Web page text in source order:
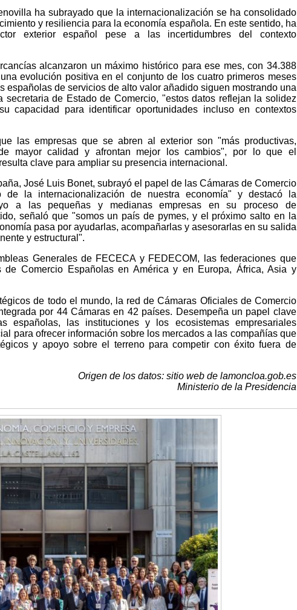
ha subrayado que la internacionalización se ha consolidado
y resiliencia para la economía española. En este sentido, ha
exterior español pese a las incertidumbres del contexto
alcanzaron un máximo histórico para ese mes, con 34.388
evolución positiva en el conjunto de los cuatro primeros meses
españolas de servicios de alto valor añadido siguen mostrando una
secretaria de Estado de Comercio, "estos datos reflejan la solidez
capacidad para identificar oportunidades incluso en contextos
las empresas que se abren al exterior son "más productivas,
mayor calidad y afrontan mejor los cambios", por lo que el
clave para ampliar su presencia internacional.
José Luis Bonet, subrayó el papel de las Cámaras de Comercio
la internacionalización de nuestra economía" y destacó la
a las pequeñas y medianas empresas en su proceso de
señaló que "somos un país de pymes, y el próximo salto en la
pasa por ayudarlas, acompañarlas y asesorarlas en su salida
y estructural".
Generales de FECECA y FEDECOM, las federaciones que
de Comercio Españolas en América y en Europa, África, Asia y
de todo el mundo, la red de Cámaras Oficiales de Comercio
por 44 Cámaras en 42 países. Desempeña un papel clave
españolas, las instituciones y los ecosistemas empresariales
para ofrecer información sobre los mercados a las compañías que
y apoyo sobre el terreno para competir con éxito fuera de
Origen de los datos: sitio web de lamoncloa.gob.es
Ministerio de la Presidencia